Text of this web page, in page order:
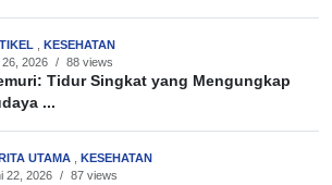
KESEHATAN
26, 2026 / 88 views
Tidur Singkat yang Mengungkap
...
UTAMA
KESEHATAN
22, 2026 / 87 views